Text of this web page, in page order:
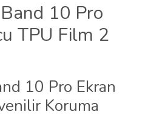
10 Pro
TPU Film 2
10 Pro Ekran
Koruma